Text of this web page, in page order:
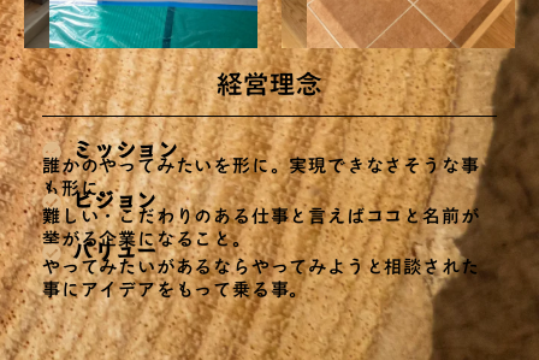
経営理念
ミッション
誰かのやってみたいを形に。実現できなさそうな事
も形に。
ビジョン
難しい・こだわりのある仕事と言えばココと名前が
挙がる企業になること。
バリュー
やってみたいがあるならやってみようと相談された
事にアイデアをもって乗る事。